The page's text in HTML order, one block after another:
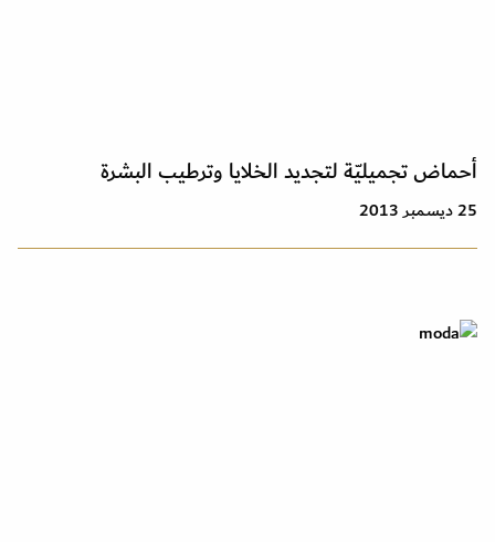
أحماض تجميليّة لتجديد الخلايا وترطيب البشرة
25 ديسمبر 2013